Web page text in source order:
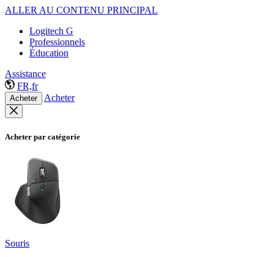
ALLER AU CONTENU PRINCIPAL
Logitech G
Professionnels
Éducation
Assistance
FR,fr
Acheter Acheter
Acheter par catégorie
Souris